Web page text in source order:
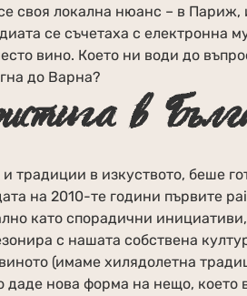
своя локална нюанс – в
се съчетаха с електронна
вино. Което ни води до
до Варна?
в
традиции в изкуството, беше
на 2010-те години първите
като спорадични
с нашата собствена
(имаме хилядолетна
нова форма на нещо, което